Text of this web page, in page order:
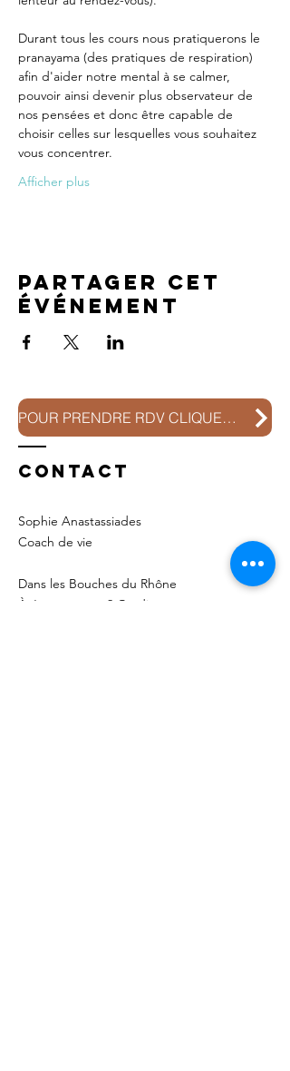
Durant tous les cours nous pratiquerons le
pranayama (des pratiques de respiration)
afin d'aider notre mental à se calmer,
pouvoir ainsi devenir plus observateur de
nos pensées et donc être capable de
choisir celles sur lesquelles vous souhaitez
vous concentrer.
Afficher plus
Partager cet
événement
POUR PRENDRE RDV CLIQUEZ ICI
Contact
Sophie Anastassiades
Coach de vie
Dans les Bouches du Rhône
À Jouques aux 2 Gardiens